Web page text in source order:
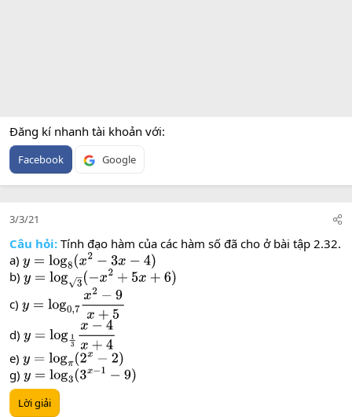
Đăng kí nhanh tài khoản với
Facebook Google
3/3/21
Câu hỏi: Tính đạo hàm của các hàm số đã cho ở bài tập 2.32.
a) y=log8(x2−3x−4)
b) y=log3(− x2+5x+ 6)
c) y=log0,7x2−9x+5
d) y=log13x −4x+4
e) y=logπ(2x−2
g) y=log3(3x−1−9
Lời giải